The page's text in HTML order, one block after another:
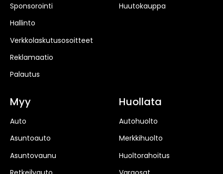
Sponsorointi
Hallinto
Verkkolaskutusosoitteet
Reklamaatio
Palautus
Huutokauppa
Myy
Auto
Asuntoauto
Asuntovaunu
Huollata
Autohuolto
Merkkihuolto
Huoltorahoitus